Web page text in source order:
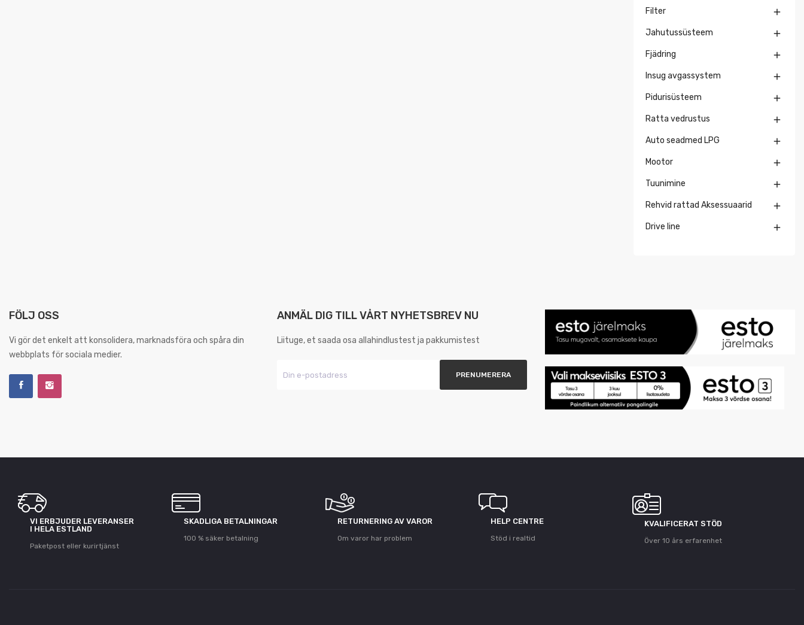
Filter 
Jahutussüsteem 
Fjädring 
Insug avgassystem 
Pidurisüsteem 
Ratta vedrustus 
Auto seadmed LPG 
Mootor 
Tuunimine 
Rehvid rattad Aksessuaarid 
Drive line 
FÖLJ OSS
Vi gör det enkelt att konsolidera, marknadsföra och spåra din
webbplats för sociala medier.
ANMÄL DIG TILL VÅRT NYHETSBREV NU
Liituge, et saada osa allahindlustest ja pakkumistest
VI ERBJUDER LEVERANSER
I HELA ESTLAND
Paketpost eller kurirtjänst
SKADLIGA BETALNINGAR
100 % säker betalning
RETURNERING AV VAROR
Om varor har problem
HELP CENTRE
Stöd i realtid
KVALIFICERAT STÖD
Över 10 års erfarenhet